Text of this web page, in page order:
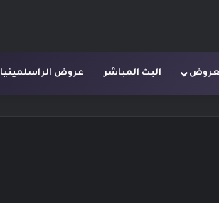
البث المباشر عروض الراسلمينيا